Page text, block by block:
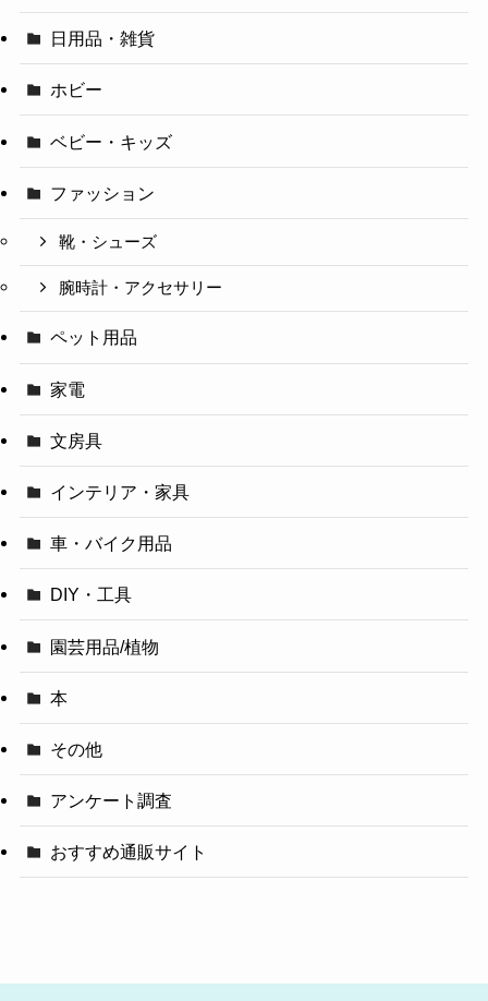
日用品・雑貨
ホビー
ベビー・キッズ
ファッション
靴・シューズ
腕時計・アクセサリー
ペット用品
家電
文房具
インテリア・家具
車・バイク用品
DIY・工具
園芸用品/植物
本
その他
アンケート調査
おすすめ通販サイト